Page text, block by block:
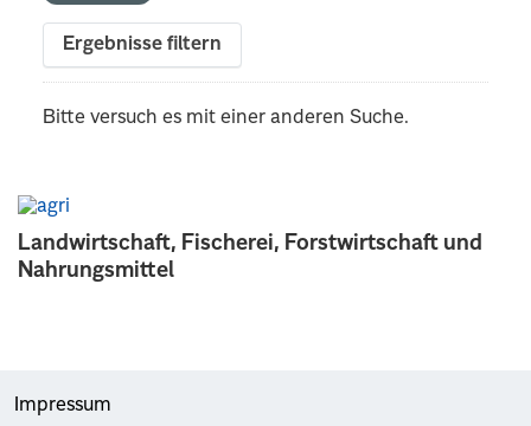
Landwirtschaft, Fischerei, Forstwirtschaft und
Nahrungsmittel
Ergebnisse filtern
Bitte versuch es mit einer anderen Suche.
Impressum